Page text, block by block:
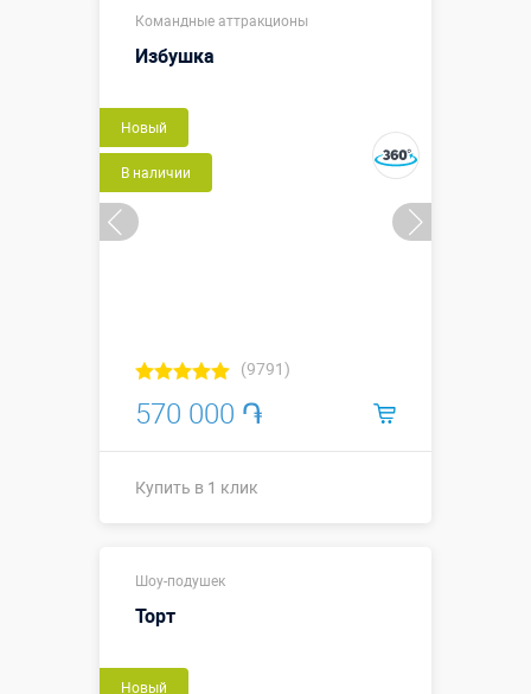
Командные аттракционы
Избушка
Новый
В наличии
(9791)
570 000 ֏
Купить в 1 клик
Шоу-подушек
Торт
Новый